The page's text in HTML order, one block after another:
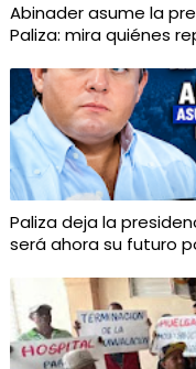
Abinader asume la
Paliza: mira quiénes
Paliza deja la
será ahora su futuro